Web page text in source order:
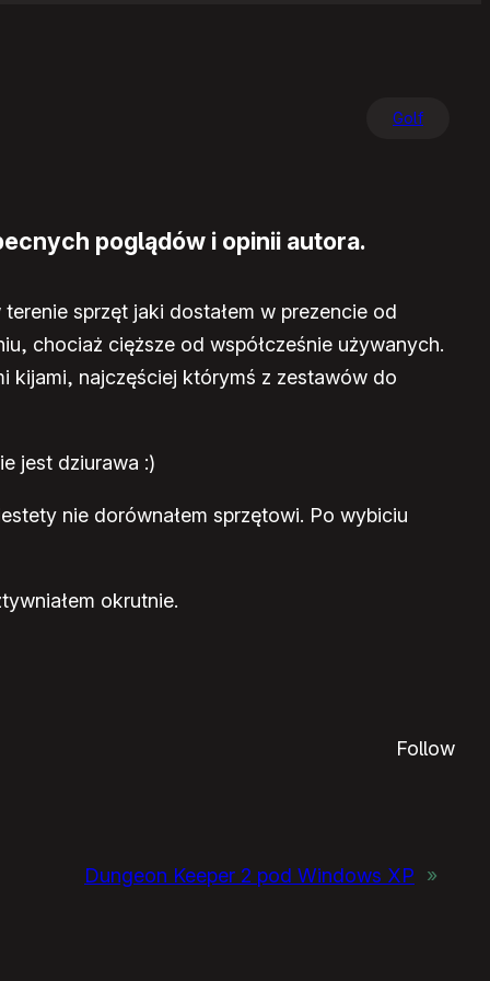
Golf
poglądów i opinii autora.
sprzęt jaki dostałem w prezencie od
chociaż cięższe od współcześnie używanych.
kijami, najczęściej którymś z zestawów do
jest dziurawa :)
nie dorównałem sprzętowi. Po wybiciu
okrutnie.
Follow
Dungeon Keeper 2 pod Windows XP »